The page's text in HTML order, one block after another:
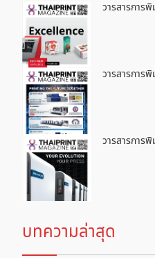
วารสารการ
วารสารการ
วารสารการ
บทความล่าสุด